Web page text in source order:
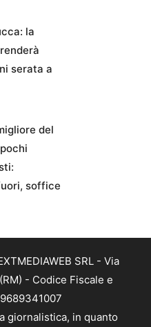
la
serata a
del
soffice
SRL - Via
- Codice Fiscale e
giornalistica, in quanto